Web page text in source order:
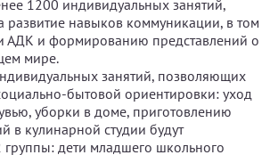
1200 индивидуальных занятий,
развитие навыков коммуникации, в том
АДК и формированию представлений о
мире.
занятий, позволяющих
бытовой ориентировки: уход
уборки в доме, приготовлению
в кулинарной студии будут
дети младшего школьного